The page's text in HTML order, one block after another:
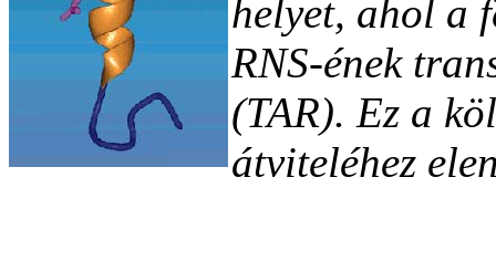
helyet, ahol a
RNS-ének
(TAR). Ez a
átviteléhez